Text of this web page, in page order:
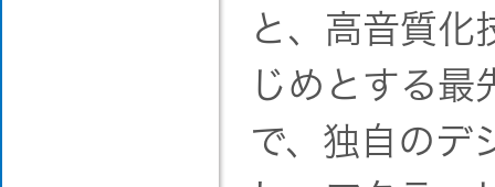
と、高音質化
じめとする最
で、独自のデ